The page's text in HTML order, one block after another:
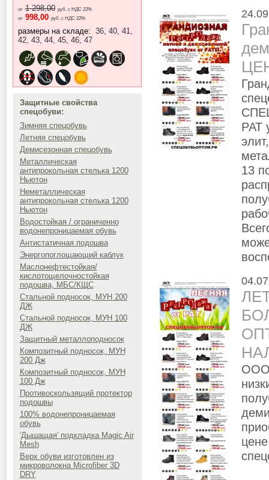
от 1 298,00 руб. с НДС 22%
от 998,00 руб. с НДС 22%
размеры на складе: 36, 40, 41,
42, 43, 44, 45, 46, 47
Защитные свойства
спецобуви:
Зимняя спецобувь
Летняя спецобувь
Демисезонная спецобувь
Металлическая
антипрокольная стелька 1200
Ньютон
Неметаллическая
антипрокольная стелька 1200
Ньютон
Водостойкая / ограниченно
водонепроницаемая обувь
Антистатичная подошва
Энергопоглощающий каблук
Маслонефтестойкая/
кислотощелочностойкая
подошва, МБС/КЩС
Стальной подносок, МУН 200
ДЖ
Стальной подносок, МУН 100
ДЖ
Защитный металлоподносок
Композитный подносок, МУН
200 Дж
Композитный подносок, МУН
100 Дж
Противоскользящий протектор
подошвы
100% водонепроницаемая
обувь
'Дышащая' подкладка Magic Air
Mesh
Верх обуви изготовлен из
микроволокна Microfiber 3D
DRY
РАТ
13
ООО